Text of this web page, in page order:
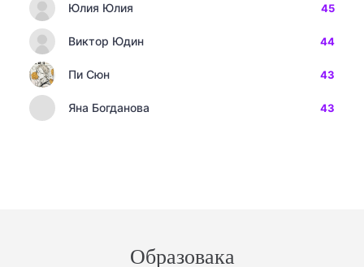
Юлия Юлия 45
Виктор Юдин 44
Пи Сюн 43
Яна Богданова 43
Образовака